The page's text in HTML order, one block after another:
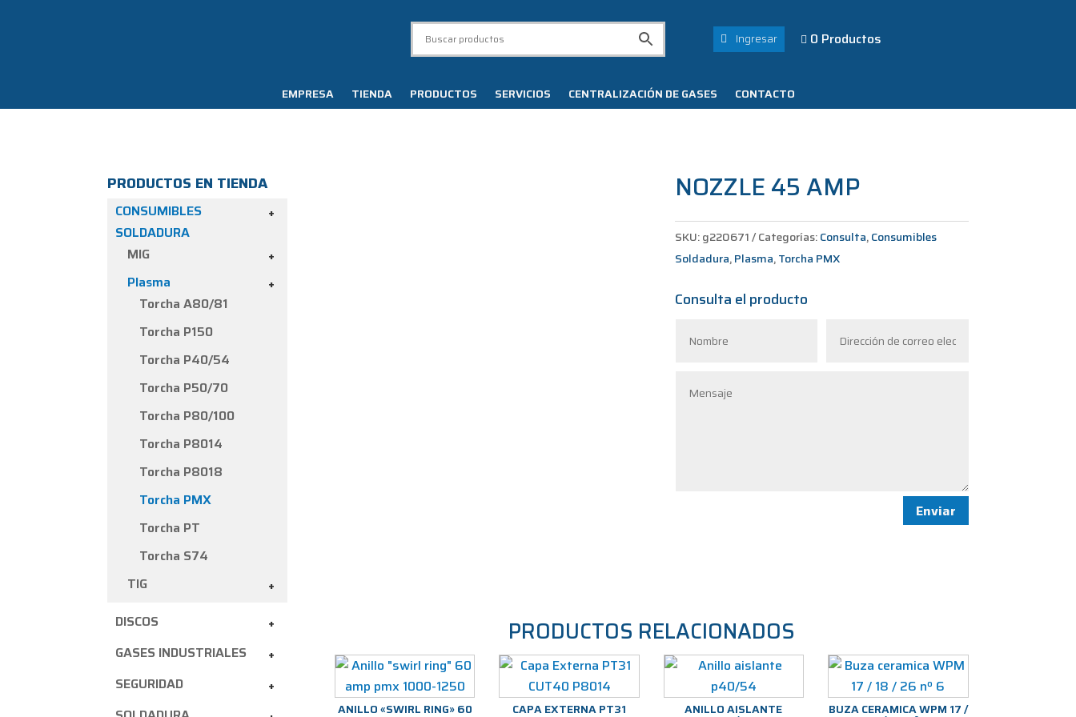
Ingresar  0 Productos
EMPRESA TIENDA PRODUCTOS SERVICIOS CENTRALIZACIÓN DE GASES CONTACTO
PRODUCTOS EN TIENDA
+
CONSUMIBLES
SOLDADURA
+
MIG
+
Plasma
Torcha A80/81
Torcha P150
Torcha P40/54
Torcha P50/70
Torcha P80/100
Torcha P8014
Torcha P8018
Torcha PMX
Torcha PT
Torcha S74
+
TIG
+
DISCOS
+
GASES INDUSTRIALES
+
SEGURIDAD
NOZZLE 45 AMP
SKU:g220671 Categorías:Consulta,Consumibles
Soldadura,Plasma,Torcha PMX
Consulta el producto
Enviar
PRODUCTOS RELACIONADOS
ANILLO «SWIRL RING» 60 CAPA EXTERNA PT31 ANILLO AISLANTE BUZA CERAMICA WPM 17 /